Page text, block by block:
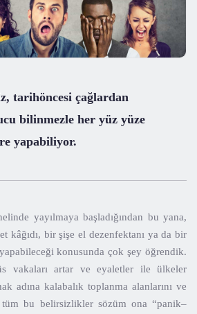
tarihöncesi çağlardan
bilinmezle her yüz yüze
yapabiliyor.
yayılmaya başladığından bu yana,
kâğıdı, bir şişe el dezenfektanı ya da bir
konusunda çok şey öğrendik.
vakaları artar ve eyaletler ile ülkeler
adına kalabalık toplanma alanlarını ve
tüm bu belirsizlikler sözüm ona “panik–